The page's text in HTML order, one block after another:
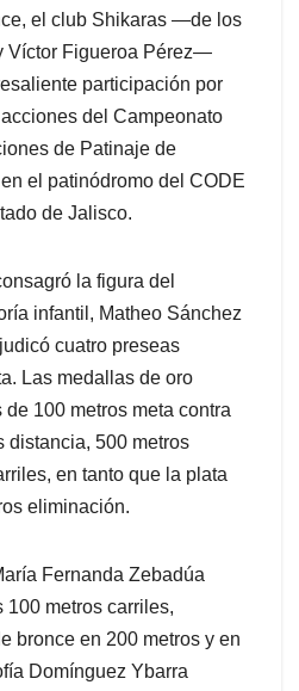
el club Shikaras —de los
Víctor Figueroa Pérez—
participación por
del Campeonato
de Patinaje de
el patinódromo del CODE
de Jalisco.
la figura del
infantil, Matheo Sánchez
cuatro preseas
Las medallas de oro
100 metros meta contra
distancia, 500 metros
en tanto que la plata
eliminación.
Fernanda Zebadúa
metros carriles,
bronce en 200 metros y en
Domínguez Ybarra